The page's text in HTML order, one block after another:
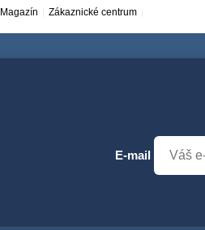
Magazín Zákaznické centrum
E-mail